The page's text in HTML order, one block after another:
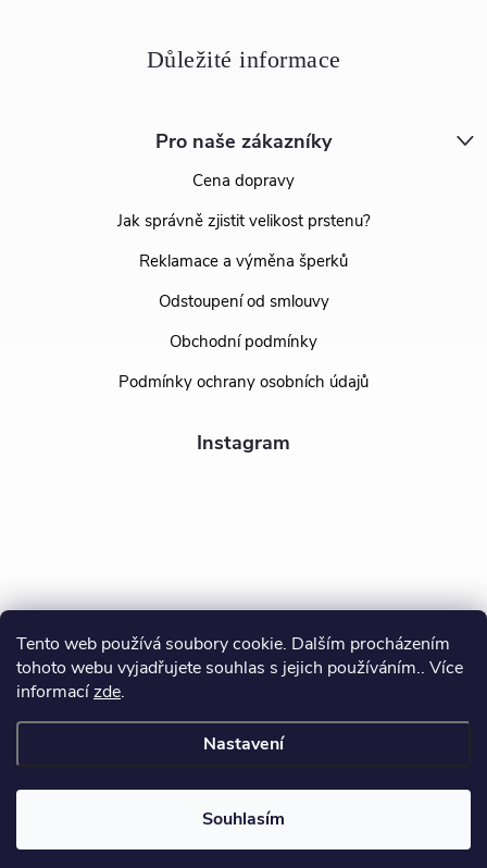
Tento web používá soubory cookie. Dalším procházením
tohoto webu vyjadřujete souhlas s jejich používáním.. Více
informacízde.
Nastavení
Souhlasím
Pro naše zákazníky
Cena dopravy
Jak správně zjistit velikost prstenu?
Reklamace a výměna šperků
Odstoupení od smlouvy
Obchodní podmínky
Podmínky ochrany osobních údajů
Instagram
Sledovat na Instagramu
Vytvořil Shoptet
BEALIO. Všechna práva vyhrazena.